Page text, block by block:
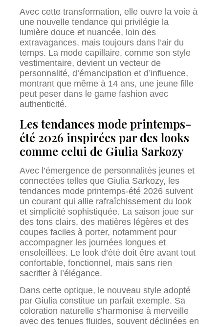
Avec cette transformation, elle ouvre la voie à
une nouvelle tendance qui privilégie la
lumière douce et nuancée, loin des
extravagances, mais toujours dans l’air du
temps. La mode capillaire, comme son style
vestimentaire, devient un vecteur de
personnalité, d’émancipation et d’influence,
montrant que même à 14 ans, une jeune fille
peut peser dans le game fashion avec
authenticité.
Les tendances mode printemps-
été 2026 inspirées par des looks
comme celui de Giulia Sarkozy
Avec l’émergence de personnalités jeunes et
connectées telles que Giulia Sarkozy, les
tendances mode printemps-été 2026 suivent
un courant qui allie rafraîchissement du look
et simplicité sophistiquée. La saison joue sur
des tons clairs, des matières légères et des
coupes faciles à porter, notamment pour
accompagner les journées longues et
ensoleillées. Le look d’été doit être avant tout
confortable, fonctionnel, mais sans rien
sacrifier à l’élégance.
Dans cette optique, le nouveau style adopté
par Giulia constitue un parfait exemple. Sa
coloration naturelle s’harmonise à merveille
avec des tenues fluides, souvent déclinées en